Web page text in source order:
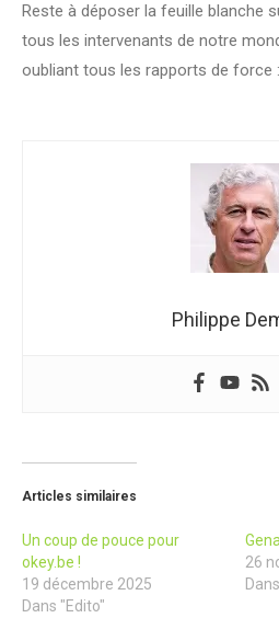
Reste à déposer la feuille blanche
tous les intervenants de notre
oubliant tous les rapports de force
Philippe
Articles similaires
Un coup de pouce pour
okey.be !
19 décembre 2025
Dans "Edito"
26